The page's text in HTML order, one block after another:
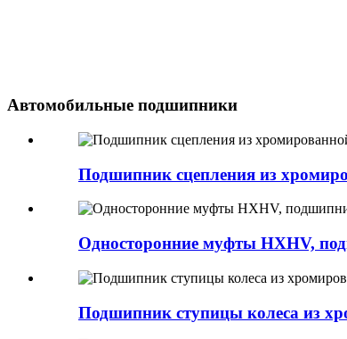
Автомобильные подшипники
Подшипник сцепления из
Односторонние муфты HXHV,
Подшипник ступицы колеса из